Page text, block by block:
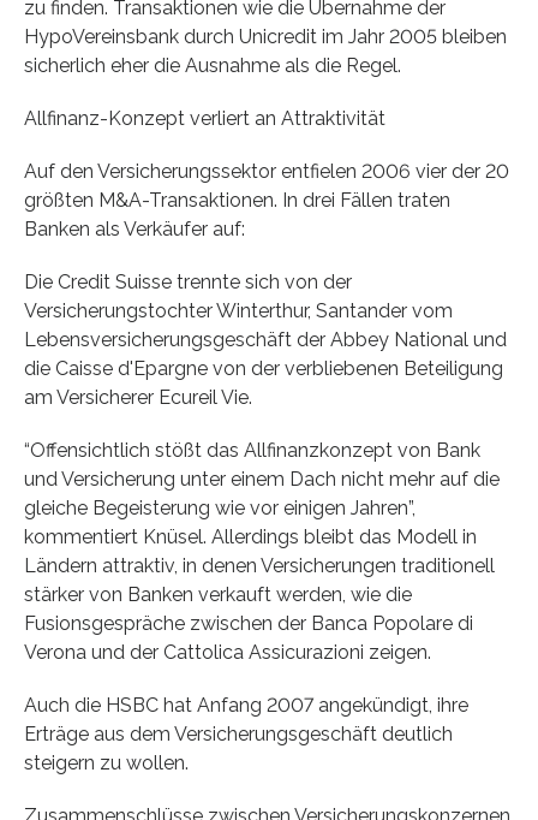
zu finden. Transaktionen wie die Übernahme der
HypoVereinsbank durch Unicredit im Jahr 2005 bleiben
sicherlich eher die Ausnahme als die Regel.
Allfinanz-Konzept verliert an Attraktivität
Auf den Versicherungssektor entfielen 2006 vier der 20
größten M&A-Transaktionen. In drei Fällen traten
Banken als Verkäufer auf:
Die Credit Suisse trennte sich von der
Versicherungstochter Winterthur, Santander vom
Lebensversicherungsgeschäft der Abbey National und
die Caisse d'Epargne von der verbliebenen Beteiligung
am Versicherer Ecureil Vie.
“Offensichtlich stößt das Allfinanzkonzept von Bank
und Versicherung unter einem Dach nicht mehr auf die
gleiche Begeisterung wie vor einigen Jahren”,
kommentiert Knüsel. Allerdings bleibt das Modell in
Ländern attraktiv, in denen Versicherungen traditionell
stärker von Banken verkauft werden, wie die
Fusionsgespräche zwischen der Banca Popolare di
Verona und der Cattolica Assicurazioni zeigen.
Auch die HSBC hat Anfang 2007 angekündigt, ihre
Erträge aus dem Versicherungsgeschäft deutlich
steigern zu wollen.
Zusammenschlüsse zwischen Versicherungskonzernen